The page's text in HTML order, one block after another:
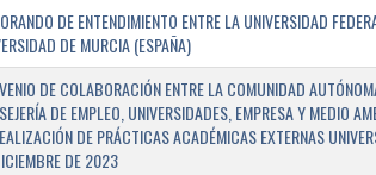
DE ENTENDIMIENTO ENTRE LA UNIVERSIDAD
DE MURCIA (ESPAÑA)
DE COLABORACIÓN ENTRE LA COMUNIDAD
DE EMPLEO, UNIVERSIDADES, EMPRESA Y MEDIO
DE PRÁCTICAS ACADÉMICAS EXTERNAS
DE 2023